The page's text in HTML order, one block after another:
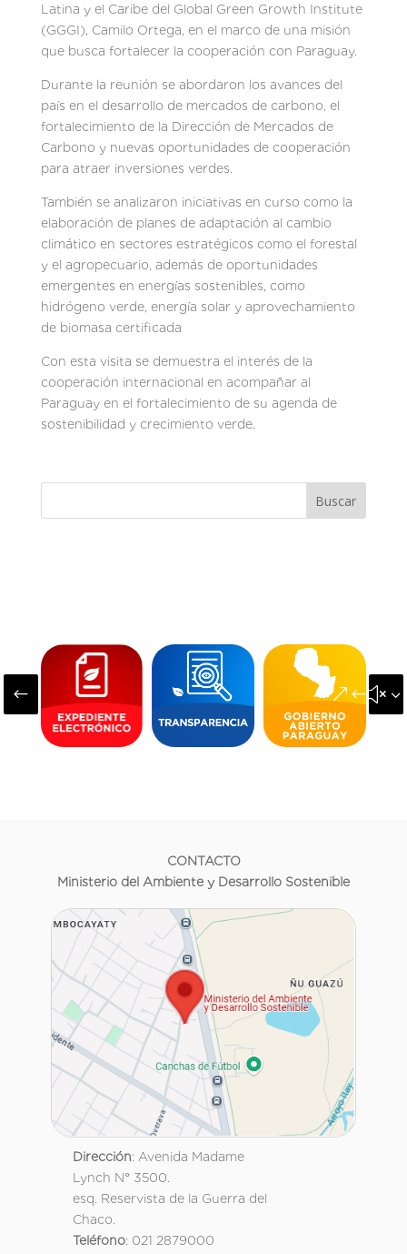
Latina y el Caribe del Global Green Growth Institute
(GGGI), Camilo Ortega, en el marco de una misión
que busca fortalecer la cooperación con Paraguay.
Durante la reunión se abordaron los avances del
país en el desarrollo de mercados de carbono, el
fortalecimiento de la Dirección de Mercados de
Carbono y nuevas oportunidades de cooperación
para atraer inversiones verdes.
También se analizaron iniciativas en curso como la
elaboración de planes de adaptación al cambio
climático en sectores estratégicos como el forestal
y el agropecuario, además de oportunidades
emergentes en energías sostenibles, como
hidrógeno verde, energía solar y aprovechamiento
de biomasa certificada
Con esta visita se demuestra el interés de la
cooperación internacional en acompañar al
Paraguay en el fortalecimiento de su agenda de
sostenibilidad y crecimiento verde.
Buscar
#
CONTACTO
Ministerio del Ambiente y Desarrollo Sostenible
Dirección: Avenida Madame
Lynch N° 3500.
esq. Reservista de la Guerra del
Chaco.
Teléfono: 021 2879000